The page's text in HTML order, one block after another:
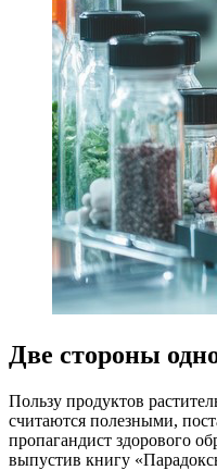
Две стороны
Пользу продуктов
считаются полезными,
пропагандист здорового
выпустив книгу